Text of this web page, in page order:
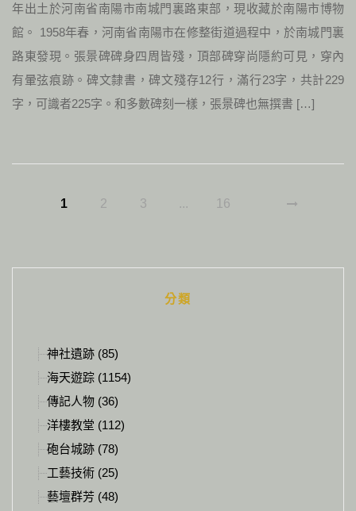
年出土於河南省南陽市南城門裏路東部，現收藏於南陽市博物
館。 1958年春，河南省南陽市在修整街道過程中，於南城門裏
路東發現。張景碑碑身四周皆殘，頂部碑穿尚隱約可見，穿內
有暈弦痕跡。碑文隸書，碑文殘存12行，滿行23字，共計229
字，可識者225字。和多數碑刻一樣，張景碑也無撰書 […]
1 2 3 ... 16
分類
神社遺跡 (85)
海天遊踪 (1154)
傳記人物 (36)
洋樓教堂 (112)
砲台城跡 (78)
工藝技術 (25)
藝壇群芳 (48)